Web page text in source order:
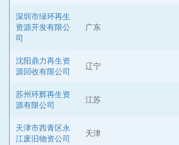
深圳市绿环再生
资源开发有限公
司
广东
沈阳鼎力再生资
源回收有限公司
辽宁
苏州环辉再生资
源有限公司
江苏
天津市西青区永
江废旧物资公司
天津